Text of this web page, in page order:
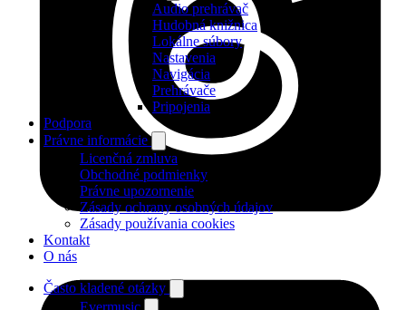
Audio prehrávač
Hudobná knižnica
Lokálne súbory
Nastavenia
Navigácia
Prehrávače
Pripojenia
Podpora
Právne informácie
Licenčná zmluva
Obchodné podmienky
Právne upozornenie
Zásady ochrany osobných údajov
Zásady používania cookies
Kontakt
O nás
Často kladené otázky
Evermusic